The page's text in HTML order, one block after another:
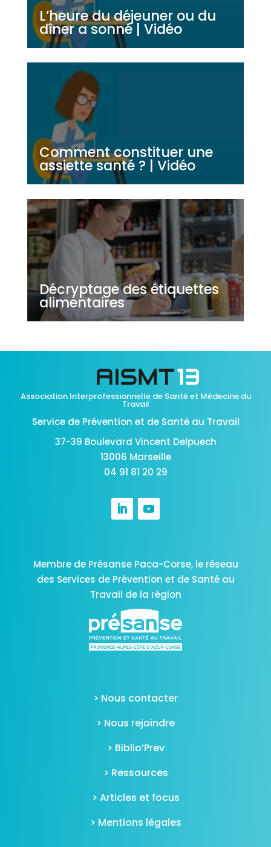
L’heure du déjeuner ou du
dîner a sonné | Vidéo
Comment constituer une
assiette santé ? | Vidéo
Décryptage des étiquettes
alimentaires
Association Interprofessionnelle de Santé et Médecine du
Travail
Service de Prévention et de Santé au Travail
37-39 Boulevard Vincent Delpuech
13006 Marseille
04 91 81 20 29
Membre de Présanse Paca-Corse, le réseau
des Services de Prévention et de Santé au
Travail de la région
> Nous contacter
> Nous rejoindre
> Biblio’Prev
> Ressources
> Articles et focus
> Mentions légales